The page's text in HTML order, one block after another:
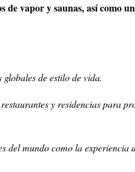
de vapor y saunas, así como
de estilo de vida.
y residencias para
mundo como la experiencia